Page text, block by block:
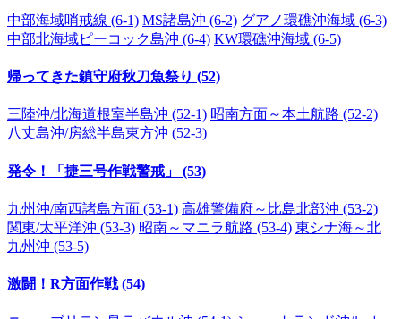
中部海域哨戒線 (6-1) MS諸島沖 (6-2) グアノ環礁沖海域 (6-3)
中部北海域ピーコック島沖 (6-4) KW環礁沖海域 (6-5)
帰ってきた鎮守府秋刀魚祭り (52)
三陸沖/北海道根室半島沖 (52-1) 昭南方面～本土航路 (52-2)
八丈島沖/房総半島東方沖 (52-3)
発令！「捷三号作戦警戒」 (53)
九州沖/南西諸島方面 (53-1) 高雄警備府～比島北部沖 (53-2)
関東/太平洋沖 (53-3) 昭南～マニラ航路 (53-4) 東シナ海～北
九州沖 (53-5)
激闘！R方面作戦 (54)